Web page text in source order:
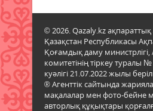
Синоптиктер
қаласында ауа сапасы
нашарлауы мүмкін
ескертті
06 тамыз 2026 ж. 80
© 2026. Qazaly.kz ақпараттық
Қазақстан Республикасы
Қоғамдық даму министрлігі,
комитетінің тіркеу туралы
куәлігі 21.07.2022 жылы
® Агенттік сайтында
мақалалар мен фото-бейне
авторлық құқықтары